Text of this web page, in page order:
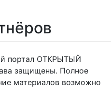
портал ОТКРЫТЫЙ
защищены. Полное
материалов возможно